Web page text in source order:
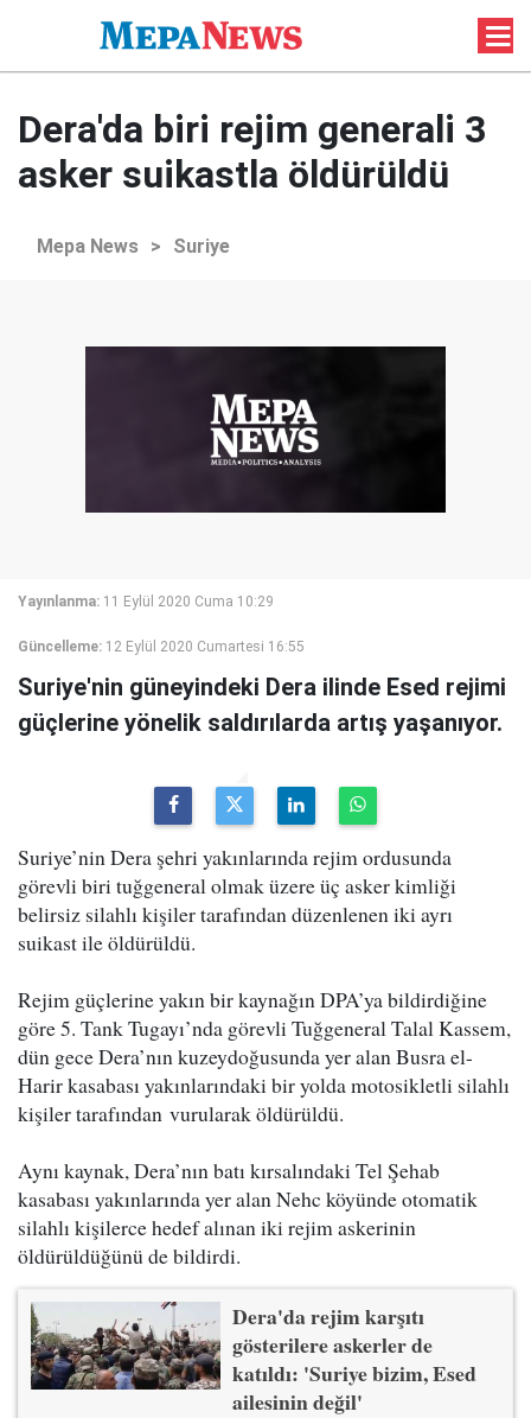
Dera'da biri rejim generali 3
asker suikastla öldürüldü
Mepa News > Suriye
Yayınlanma: 11 Eylül 2020 Cuma 10:29
Güncelleme: 12 Eylül 2020 Cumartesi 16:55
Suriye'nin güneyindeki Dera ilinde Esed rejimi
güçlerine yönelik saldırılarda artış yaşanıyor.
Suriye’nin Dera şehri yakınlarında rejim ordusunda
görevli biri tuğgeneral olmak üzere üç asker kimliği
belirsiz silahlı kişiler tarafından düzenlenen iki ayrı
suikast ile öldürüldü.
Rejim güçlerine yakın bir kaynağın DPA’ya bildirdiğine
göre 5. Tank Tugayı’nda görevli Tuğgeneral Talal Kassem,
dün gece Dera’nın kuzeydoğusunda yer alan Busra el-
Harir kasabası yakınlarındaki bir yolda motosikletli silahlı
kişiler tarafından vurularak öldürüldü.
Aynı kaynak, Dera’nın batı kırsalındaki Tel Şehab
kasabası yakınlarında yer alan Nehc köyünde otomatik
silahlı kişilerce hedef alınan iki rejim askerinin
öldürüldüğünü de bildirdi.
Dera'da rejim karşıtı
gösterilere askerler de
katıldı: 'Suriye bizim, Esed
ailesinin değil'